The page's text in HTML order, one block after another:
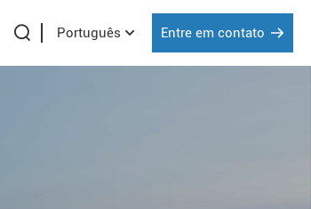
Português Entre em contato